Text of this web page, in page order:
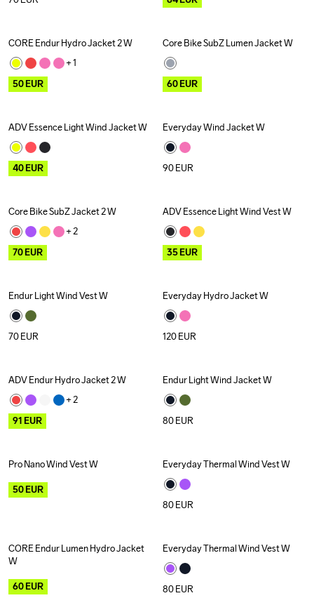
Outlet
CORE Endur Hydro Jacket 2 W
+ 1
50EUR
Outlet
Core Bike SubZ Lumen Jacket W
60EUR
Outlet Recycled
ADV Essence Light Wind Jacket W
40EUR
Everyday Wind Jacket W
90EUR
Outlet
Core Bike SubZ Jacket 2 W
+ 2
70EUR
Outlet Recycled
ADV Essence Light Wind Vest W
35EUR
Endur Light Wind Vest W
70EUR
Everyday Hydro Jacket W
120EUR
Outlet
ADV Endur Hydro Jacket 2 W
+ 2
91 EUR
Endur Light Wind Jacket W
80EUR
Outlet
Pro Nano Wind Vest W
50EUR
Everyday Thermal Wind Vest W
80EUR
Outlet
CORE Endur Lumen Hydro Jacket
W
60EUR
Everyday Thermal Wind Vest W
80EUR